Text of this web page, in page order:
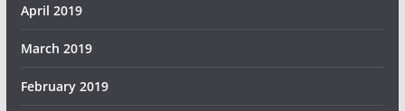
April 2019
March 2019
February 2019